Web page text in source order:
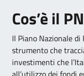
Cos’è il
Il Piano Nazionale di
strumento che
investimenti che